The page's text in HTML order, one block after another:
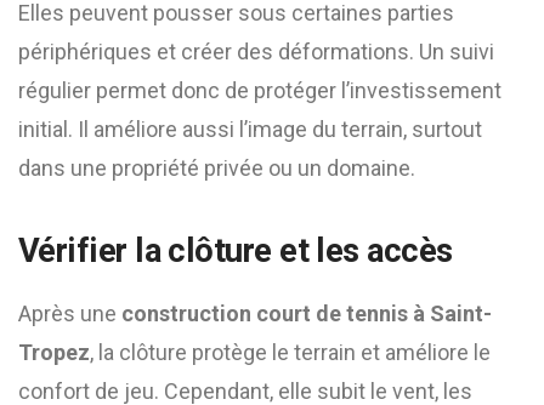
Elles peuvent pousser sous certaines parties
périphériques et créer des déformations. Un suivi
régulier permet donc de protéger l’investissement
initial. Il améliore aussi l’image du terrain, surtout
dans une propriété privée ou un domaine.
Vérifier la clôture et les accès
Après une construction court de tennis à Saint-
Tropez, la clôture protège le terrain et améliore le
confort de jeu. Cependant, elle subit le vent, les